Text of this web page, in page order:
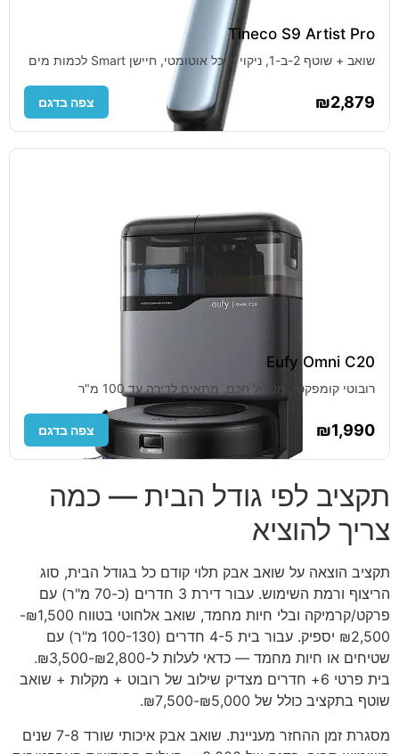
Tineco S9 Artist Pro
שואב + שוטף 2-ב-1, ניקוי מיכל אוטומטי, חיישן Smart לכמות מים
₪2,879 צפה בדגם
Eufy Omni C20
רובוטי קומפקטי, מסלול חכם, מתאים לדירה עד 100 מ"ר
₪1,990 צפה בדגם
תקציב לפי גודל הבית — כמה
צריך להוציא
תקציב הוצאה על שואב אבק תלוי קודם כל בגודל הבית, סוג
הריצוף ורמת השימוש. עבור דירת 3 חדרים (כ-70 מ"ר) עם
פרקט/קרמיקה ובלי חיות מחמד, שואב אלחוטי בטווח ₪1,500-
₪2,500 יספיק. עבור בית 4-5 חדרים (100-130 מ"ר) עם
שטיחים או חיות מחמד — כדאי לעלות ל-₪2,800-₪3,500.
בית פרטי 6+ חדרים מצדיק שילוב של רובוט + מקלות + שואב
שוטף בתקציב כולל של ₪5,000-₪7,500.
מסגרת זמן ההחזר מעניינת. שואב אבק איכותי שורד 7-8 שנים